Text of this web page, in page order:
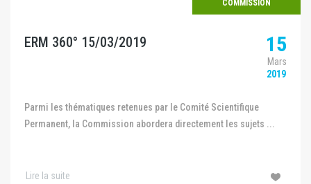
COMMISSION
ERM 360° 15/03/2019 15
Mars
2019
Parmi les thématiques retenues par le Comité Scientifique
Permanent, la Commission abordera directement les sujets ...
Lire la suite